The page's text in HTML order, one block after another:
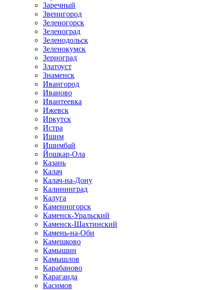
Заречный
Звенигород
Зеленогорск
Зеленоград
Зеленодольск
Зеленокумск
Зерноград
Златоуст
Знаменск
Ивангород
Иваново
Ивантеевка
Ижевск
Иркутск
Истра
Ишим
Ишимбай
Йошкар-Ола
Казань
Калач
Калач-на-Дону
Калининград
Калуга
Каменногорск
Каменск-Уральский
Каменск-Шахтинский
Камень-на-Оби
Камешково
Камышин
Камышлов
Карабаново
Караганда
Касимов